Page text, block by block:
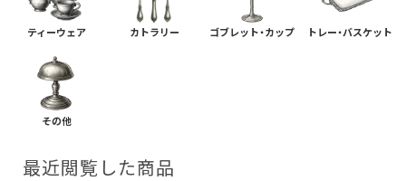
ティーウェア カトラリー ゴブレット・カップ トレー・バスケット
その他
最近閲覧した商品